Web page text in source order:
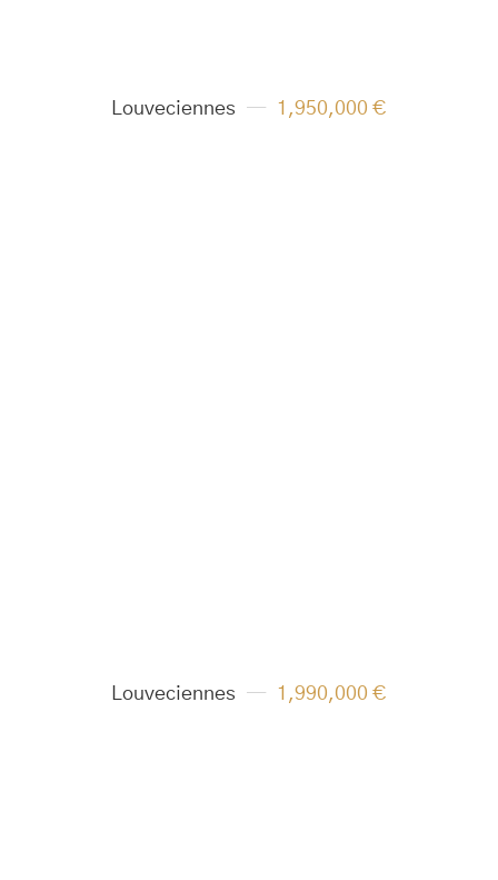
Louveciennes 1,950,000 €
Louveciennes 1,990,000 €